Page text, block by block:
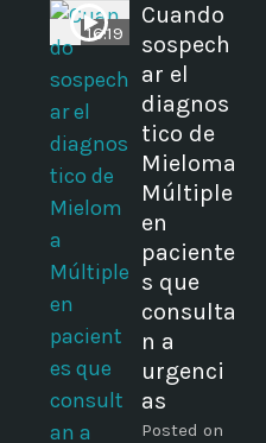
16:19
Cuando
sospech
ar el
diagnos
tico de
Mieloma
Múltiple
en
paciente
s que
consulta
n a
urgenci
as
Posted on